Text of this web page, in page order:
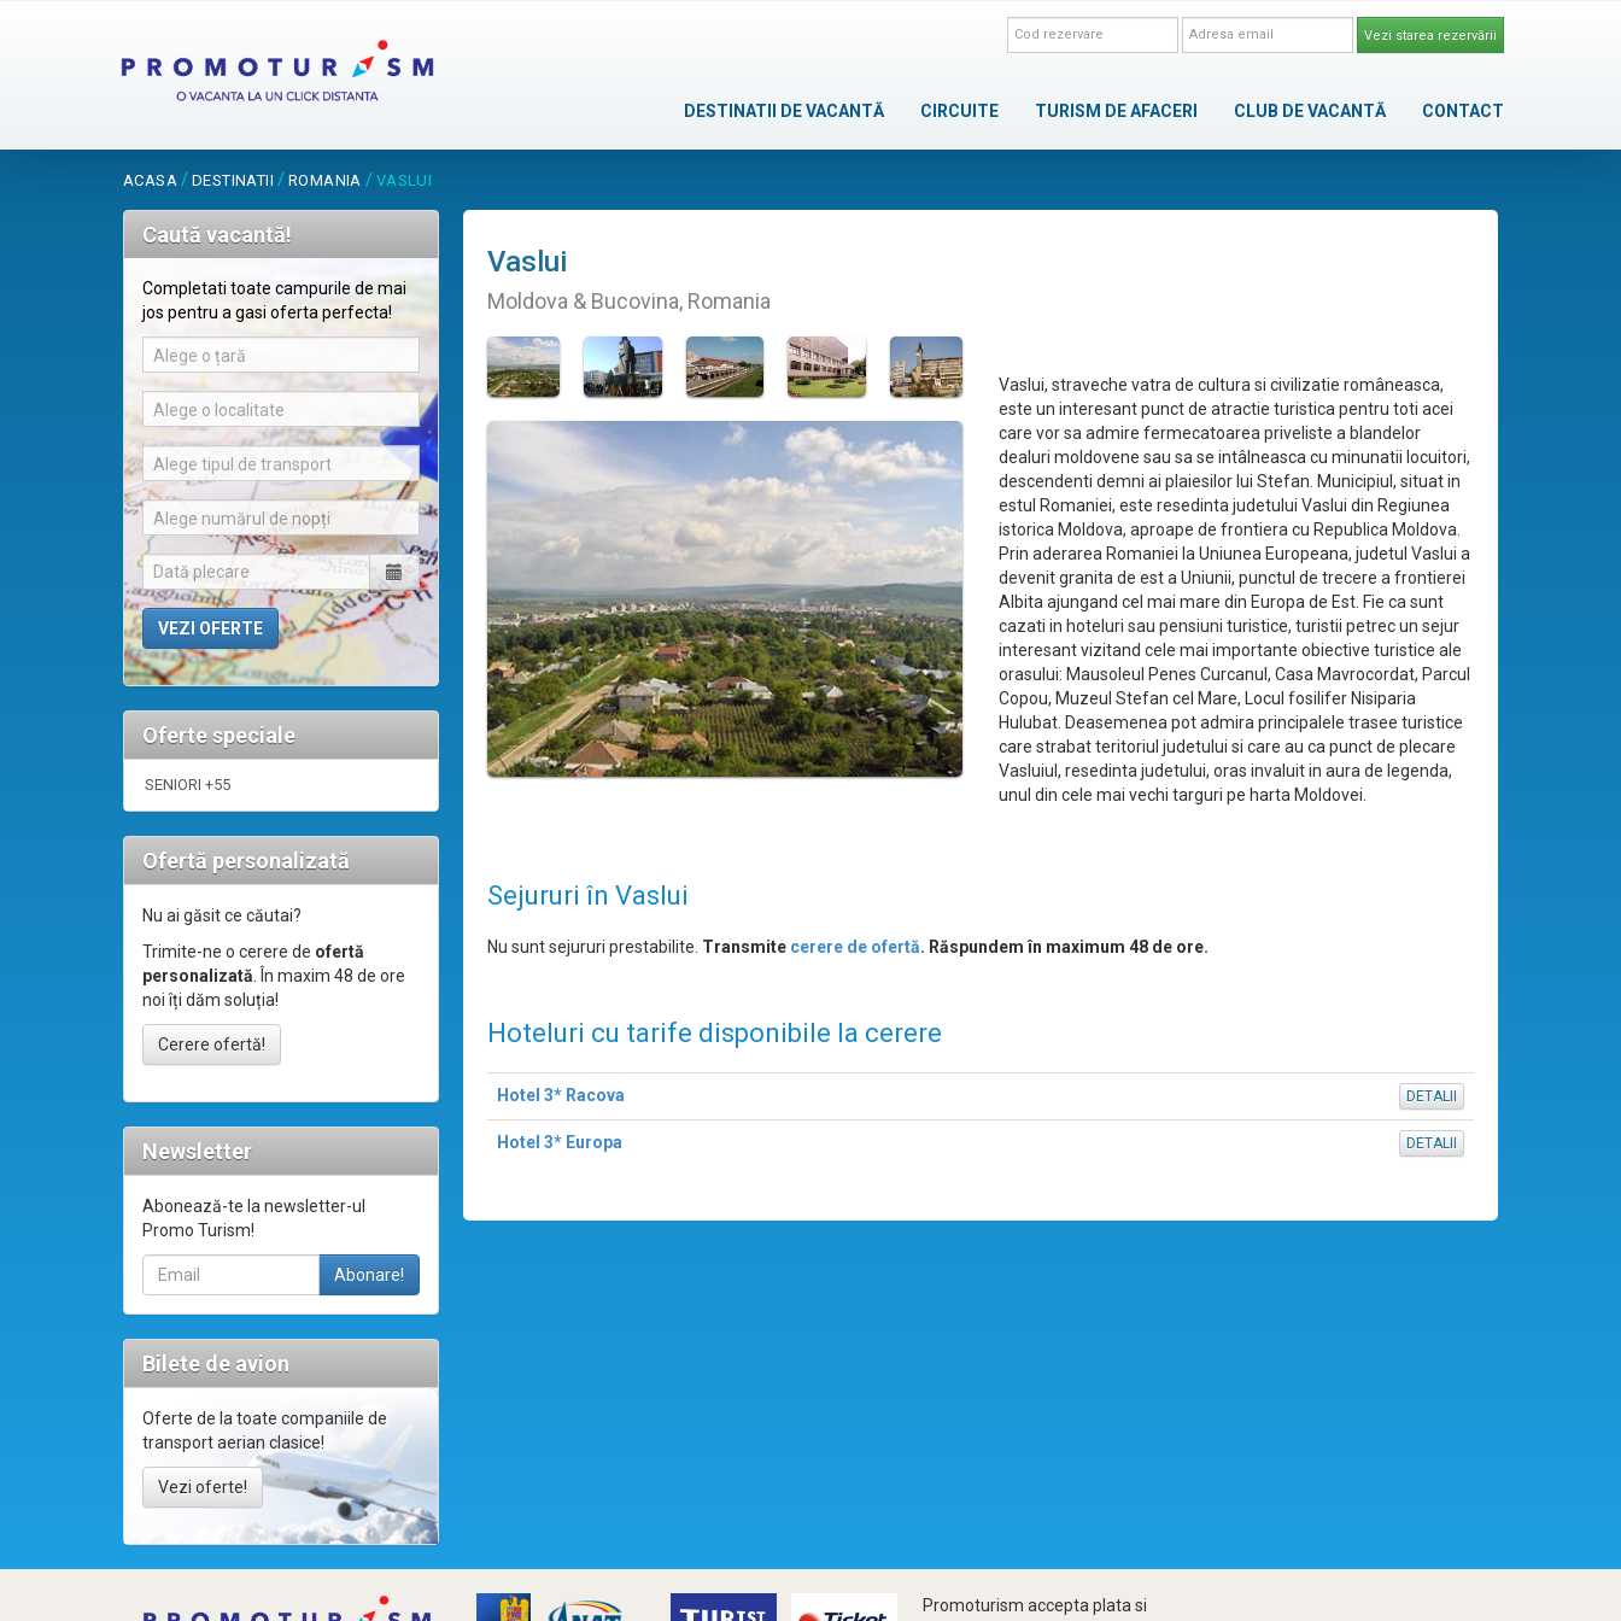
Vezi starea rezervării
DESTINATII DE VACANTĂ CIRCUITE TURISM DE AFACERI CLUB DE VACANTĂ CONTACT
ACASA / DESTINATII / ROMANIA / VASLUI
Caută vacantă!
Completati toate campurile de mai
jos pentru a gasi oferta perfecta!
Alege o țară
Alege o localitate
Alege tipul de transport
Alege numărul de nopți
Oferte speciale
SENIORI +55
Ofertă personalizată
Nu ai găsit ce căutai?
Trimite-ne o cerere de ofertă
personalizată. În maxim 48 de ore
noi îți dăm soluția!
Cerere ofertă!
Newsletter
Abonează-te la newsletter-ul
Promo Turism!
Bilete de avion
Oferte de la toate companiile de
transport aerian clasice!
Vezi oferte!
Vaslui
Moldova & Bucovina, Romania
Vaslui, straveche vatra de cultura si civilizatie româneasca,
este un interesant punct de atractie turistica pentru toti acei
care vor sa admire fermecatoarea priveliste a blandelor
dealuri moldovene sau sa se intâlneasca cu minunatii locuitori,
descendenti demni ai plaiesilor lui Stefan. Municipiul, situat in
estul Romaniei, este resedinta judetului Vaslui din Regiunea
istorica Moldova, aproape de frontiera cu Republica Moldova.
Prin aderarea Romaniei la Uniunea Europeana, judetul Vaslui a
devenit granita de est a Uniunii, punctul de trecere a frontierei
Albita ajungand cel mai mare din Europa de Est. Fie ca sunt
cazati in hoteluri sau pensiuni turistice, turistii petrec un sejur
interesant vizitand cele mai importante obiective turistice ale
orasului: Mausoleul Penes Curcanul, Casa Mavrocordat, Parcul
Copou, Muzeul Stefan cel Mare, Locul fosilifer Nisiparia
Hulubat. Deasemenea pot admira principalele trasee turistice
care strabat teritoriul judetului si care au ca punct de plecare
Vasluiul, resedinta judetului, oras invaluit in aura de legenda,
unul din cele mai vechi targuri pe harta Moldovei.
Sejururi în Vaslui
Nu sunt sejururi prestabilite. Transmite cerere de ofertă. Răspundem în maximum 48 de ore.
Hoteluri cu tarife disponibile la cerere
Hotel 3* Racova DETALII
Hotel 3* Europa DETALII
Promoturism accepta plata si